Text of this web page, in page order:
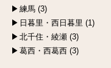
練馬 (3)
日暮里・西日暮里 (1)
北千住・綾瀬 (3)
葛西・西葛西 (3)